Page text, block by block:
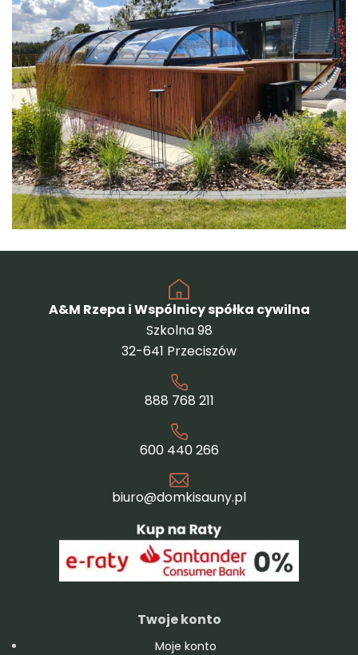
A&M Rzepa i Wspólnicy spółka cywilna
Szkolna 98
32-641 Przeciszów
888 768 211
600 440 266
biuro@domkisauny.pl
Twoje konto
Moje konto